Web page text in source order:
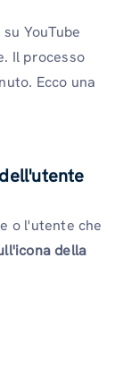
YouTube
Il processo
Ecco una
o l'utente che
della